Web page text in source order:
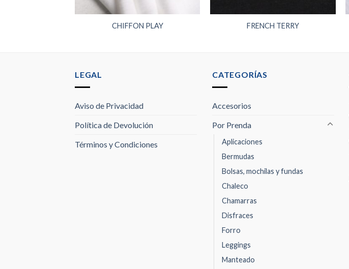
CHIFFON PLAY FRENCH TERRY
LEGAL
Aviso de Privacidad
Política de Devolución
Términos y Condiciones
CATEGORÍAS
Accesorios
Por Prenda
Aplicaciones
Bermudas
Bolsas, mochilas y fundas
Chaleco
Chamarras
Disfraces
Forro
Leggings
Manteado